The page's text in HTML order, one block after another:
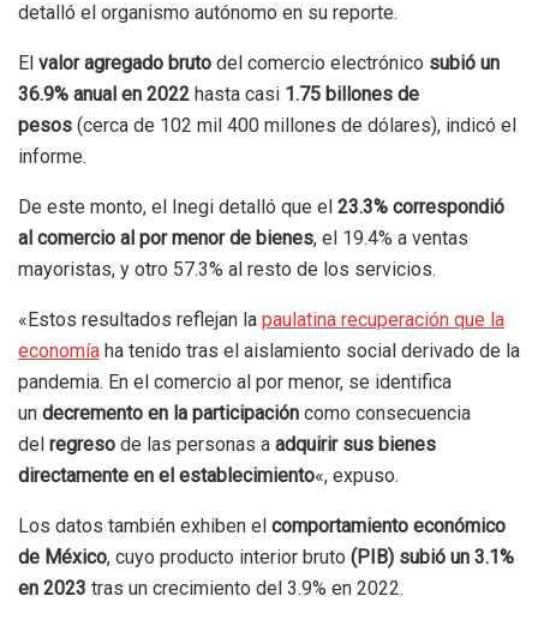
detalló el organismo autónomo en su reporte.
El valor agregado bruto del comercio electrónico subió un
36.9% anual en 2022 hasta casi 1.75 billones de
pesos (cerca de 102 mil 400 millones de dólares), indicó el
informe.
De este monto, el Inegi detalló que el 23.3% correspondió
al comercio al por menor de bienes, el 19.4% a ventas
mayoristas, y otro 57.3% al resto de los servicios.
«Estos resultados reflejan la paulatina recuperación que la
economía ha tenido tras el aislamiento social derivado de la
pandemia. En el comercio al por menor, se identifica
un decremento en la participación como consecuencia
del regreso de las personas a adquirir sus bienes
directamente en el establecimiento«, expuso.
Los datos también exhiben el comportamiento económico
de México, cuyo producto interior bruto (PIB) subió un 3.1%
en 2023 tras un crecimiento del 3.9% en 2022.